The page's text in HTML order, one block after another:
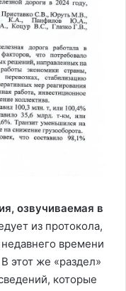
озвучиваемая в
из протокола,
времени
В этот же «раздел»
которые